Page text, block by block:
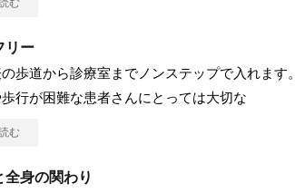
む
リー
歩道から診療室までノンステップで入れます。
行が困難な患者さんにとっては大切な
む
全身の関わり